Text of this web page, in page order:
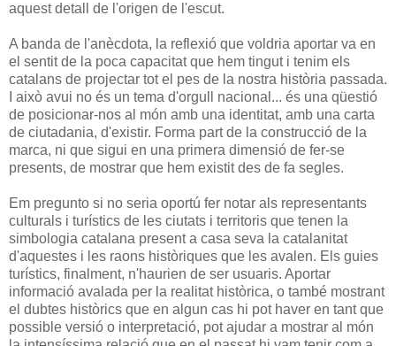
aquest detall de l'origen de l'escut.
A banda de l'anècdota, la reflexió que voldria aportar va en
el sentit de la poca capacitat que hem tingut i tenim els
catalans de projectar tot el pes de la nostra història passada.
I això avui no és un tema d'orgull nacional... és una qüestió
de posicionar-nos al món amb una identitat, amb una carta
de ciutadania, d'existir. Forma part de la construcció de la
marca, ni que sigui en una primera dimensió de fer-se
presents, de mostrar que hem existit des de fa segles.
Em pregunto si no seria oportú fer notar als representants
culturals i turístics de les ciutats i territoris que tenen la
simbologia catalana present a casa seva la catalanitat
d'aquestes i les raons històriques que les avalen. Els guies
turístics, finalment, n'haurien de ser usuaris. Aportar
informació avalada per la realitat històrica, o també mostrant
el dubtes històrics que en algun cas hi pot haver en tant que
possible versió o interpretació, pot ajudar a mostrar al món